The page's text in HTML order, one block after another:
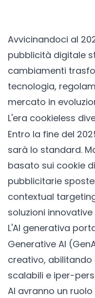
Avvicinandoci al
pubblicità digitale
cambiamenti
tecnologia,
mercato in
L'era cookieless
Entro la fine del
sarà lo standard.
basato sui cookie
pubblicitarie
contextual
soluzioni
L'AI generativa
Generative AI
creativo,
scalabili e iper-
AI avranno un